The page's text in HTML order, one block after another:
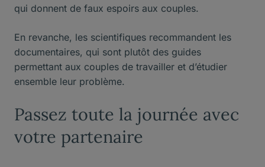
qui donnent de faux espoirs aux couples.
En revanche, les scientifiques recommandent les
documentaires, qui sont plutôt des guides
permettant aux couples de travailler et d’étudier
ensemble leur problème.
Passez toute la journée avec
votre partenaire